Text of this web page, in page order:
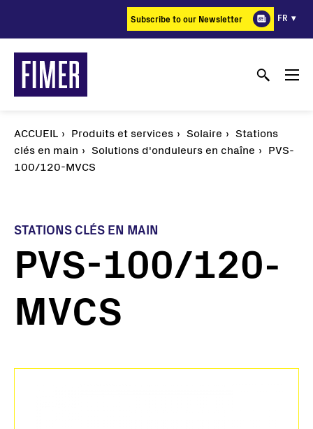
principal
Subscribe to our Newsletter FR
ACCUEIL Produits et services Solaire
Stations
clés en main
Solutions d'onduleurs en chaîne
PVS-
100/120-MVCS
STATIONS CLÉS EN MAIN
PVS-100/120-
MVCS